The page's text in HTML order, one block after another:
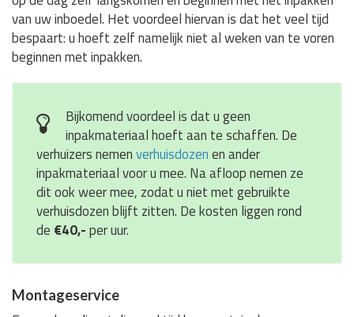
van uw inboedel. Het voordeel hiervan is dat het veel tijd
bespaart: u hoeft zelf namelijk niet al weken van te voren
beginnen met inpakken.
Bijkomend voordeel is dat u geen
inpakmateriaal hoeft aan te schaffen. De
verhuizers nemenverhuisdozenen ander
inpakmateriaal voor u mee. Na afloop nemen ze
dit ook weer mee, zodat u niet met gebruikte
verhuisdozen blijft zitten. De kosten liggen rond
de €40,-per uur.
Montageservice